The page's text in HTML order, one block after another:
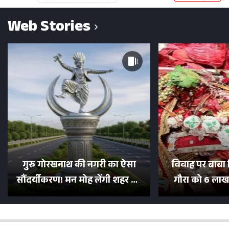
Web Stories
गुरु गोरखनाथ की नगरी का ऐसा
सौंदर्यीकरण! मन मोह लेंगी शहर की
सड़कें; देखें Photos
विवाह पर
गौरा को 6
500 भक्तों